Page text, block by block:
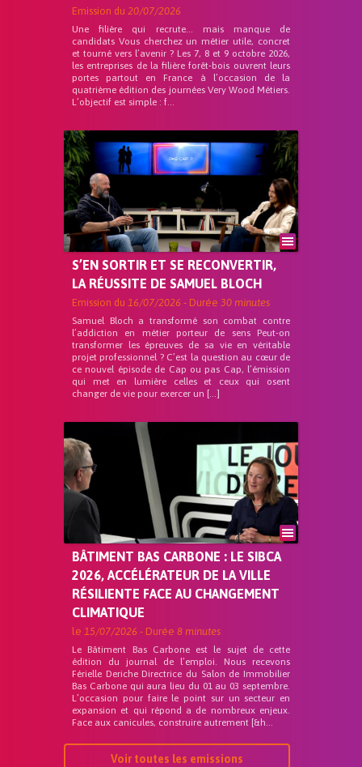
Emission du 20/07/2026
Une filière qui recrute… mais manque de
candidats Vous cherchez un métier utile, concret
et tourné vers l’avenir ? Les 7, 8 et 9 octobre 2026,
les entreprises de la filière forêt-bois ouvrent leurs
portes partout en France à l’occasion de la
quatrième édition des journées Very Wood Métiers.
L’objectif est simple : f...
S’EN SORTIR ET SE RECONVERTIR,
LA RÉUSSITE DE SAMUEL BLOCH
Emission du 16/07/2026 - Durée 30 minutes
Samuel Bloch a transformé son combat contre
l’addiction en métier porteur de sens Peut-on
transformer les épreuves de sa vie en véritable
projet professionnel ? C’est la question au cœur de
ce nouvel épisode de Cap ou pas Cap, l’émission
qui met en lumière celles et ceux qui osent
changer de vie pour exercer un […]
BÂTIMENT BAS CARBONE : LE SIBCA
2026, ACCÉLÉRATEUR DE LA VILLE
RÉSILIENTE FACE AU CHANGEMENT
CLIMATIQUE
le 15/07/2026 - Durée 8 minutes
Le Bâtiment Bas Carbone est le sujet de cette
édition du journal de l’emploi. Nous recevons
Férielle Deriche Directrice du Salon de Immobilier
Bas Carbone qui aura lieu du 01 au 03 septembre.
L’occasion pour faire le point sur un secteur en
expansion et qui répond a de nombreux enjeux.
Face aux canicules, construire autrement [&h...
Voir toutes les emissions